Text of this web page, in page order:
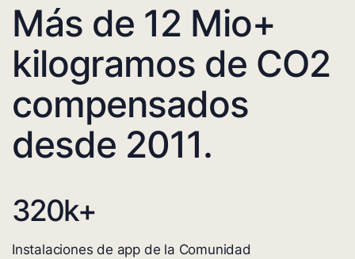
Más de 12 Mio+
kilogramos de CO2
compensados
desde 2011.
320k+
Instalaciones de app de la Comunidad